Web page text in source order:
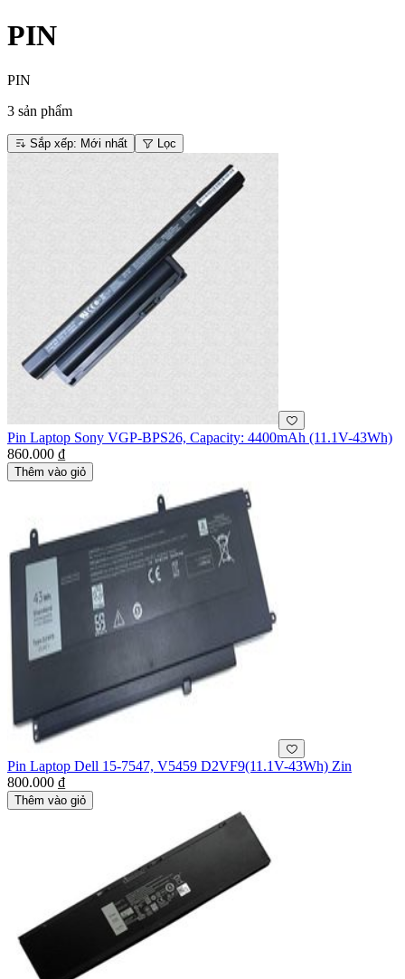
PIN
PIN
3 sản phẩm
Sắp xếp: Mới nhất Lọc
Pin Laptop Sony VGP-BPS26, Capacity: 4400mAh (11.1V-43Wh)
860.000 ₫
Thêm vào giỏ
Pin Laptop Dell 15-7547, V5459 D2VF9(11.1V-43Wh) Zin
800.000 ₫
Thêm vào giỏ